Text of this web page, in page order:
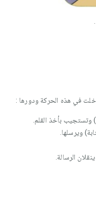
وتستجيب بأخذ القلم.
ويرسلها.
الرسالة.